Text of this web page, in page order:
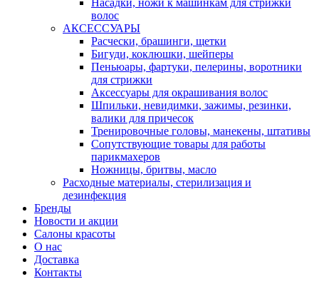
волос
АКСЕССУАРЫ
Расчески, брашинги, щетки
Бигуди, коклюшки, шейперы
Пеньюары, фартуки, пелерины, воротники
для стрижки
Аксессуары для окрашивания волос
Шпильки, невидимки, зажимы, резинки,
валики для причесок
Тренировочные головы, манекены, штативы
Сопутствующие товары для работы
парикмахеров
Ножницы, бритвы, масло
Расходные материалы, стерилизация и
дезинфекция
Бренды
Новости и акции
Салоны красоты
О нас
Доставка
Контакты